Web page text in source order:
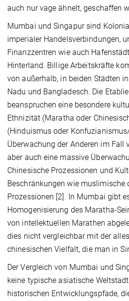
auch nur vage ähnelt, geschaffen
Mumbai und Singapur sind
imperialer Handelsverbindungen,
Finanzzentren wie auch
Hinterland. Billige Arbeitskräfte
von außerhalb, in beiden Städten
Nadu und Bangladesch. Die
beanspruchen eine besondere
Ethnizität (Maratha oder
(Hinduismus oder
Überwachung der Anderen im Fall
aber auch eine massive
Chinesische Prozessionen und
Beschränkungen wie muslimische
Prozessionen [2]. In Mumbai gibt
Homogenisierung des Maratha-
von intellektuellen Marathen
dies nicht vergleichbar mit der
chinesischen Vielfalt, die man in
Der Vergleich von Mumbai und
keine typische asiatische
historischen Entwicklungspfade,